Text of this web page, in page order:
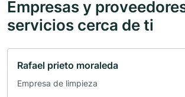
Empresas y
servicios cerca de ti
Rafael prieto moraleda
Empresa de limpieza